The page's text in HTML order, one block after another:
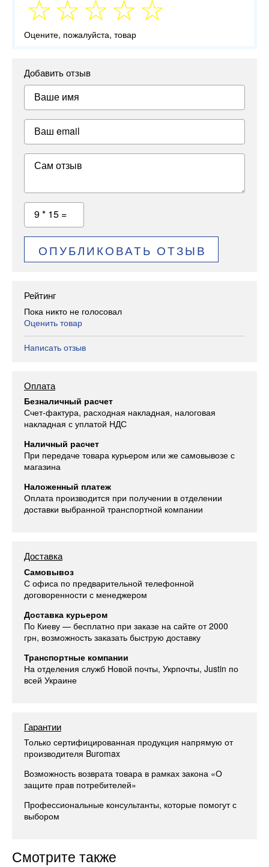
Оцените, пожалуйста, товар
Добавить отзыв
Ваше имя
Ваш email
Сам отзыв
9 * 15 =
ОПУБЛИКОВАТЬ ОТЗЫВ
Рейтинг
Пока никто не голосовал
Оценить товар
Написать отзыв
Оплата
Безналичный расчет
Счет-фактура, расходная накладная, налоговая
накладная с уплатой НДС
Наличный расчет
При передаче товара курьером или же самовывозе с
магазина
Наложенный платеж
Оплата производится при получении в отделении
доставки выбранной транспортной компании
Доставка
Самовывоз
С офиса по предварительной телефонной
договоренности с менеджером
Доставка курьером
По Киеву — бесплатно при заказе на сайте от 2000
грн, возможность заказать быструю доставку
Транспортные компании
На отделения служб Новой почты, Укрпочты, Justin по
всей Украине
Гарантии
Только сертифицированная продукция напрямую от
производителя Buromax
Возможность возврата товара в рамках закона «О
защите прав потребителей»
Профессиональные консультанты, которые помогут с
выбором
Смотрите также